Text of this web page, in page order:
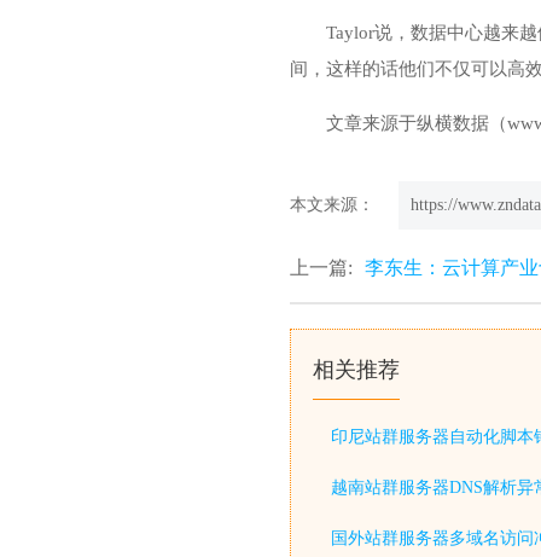
Taylor说，数据中心越来
间，这样的话他们不仅可以高
文章来源于纵横数据（
本文来源： https://
上一篇: 李东生：云计算产
相关推荐
印尼站群服务器自动化脚本
越南站群服务器DNS解析异
国外站群服务器多域名访问